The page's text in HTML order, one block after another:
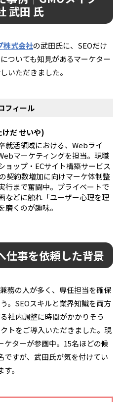
武田 氏
株式会社の武田氏に、SEOだけ
ついても知見があるマーケター
いただきました。
フィール
けだ せいや)
就活領域における、Webライ
マーケティングを担当。現職
ョップ・ECサイト構築サービス
契約数増加に向けマーケ体制整
行まで奮闘中。プライベートで
などに触れ「ユーザー心理を理
磨くのが趣味。
仕事を依頼した背景
務の人が多く、専任担当を確保
。SEOスキルと業界知識を両方
社内調整に時間がかかりそう
トをご導入いただきました。 現
ケターが参画中。15名ほどの候
ですが、武田氏が気を付けてい
。